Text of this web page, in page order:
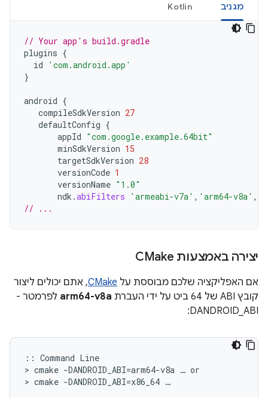
מגניב Kotlin
// Your app's build.gradle
plugins {
id
'com.android.app'
}
android {
compileSdkVersion 27
defaultConfig {
appId "com.google.example.64bit"
minSdkVersion 15
targetSdkVersion 28
versionCode 1
versionName "1.0"
ndk .abiFilters 'armeabi-v7a' , 'arm64-v8a' ,
// ...
יצירה באמצעות CMake
אם האפליקציה שלכם מבוססת על CMake, אתם יכולים ליצור
קובץ ABI של 64 ביט על ידי העברת
arm64-v8a
לפרמטר ‎-
DANDROID_ABI:
:: Command Line
> cmake -DANDROID_ABI=arm64-v8a … or